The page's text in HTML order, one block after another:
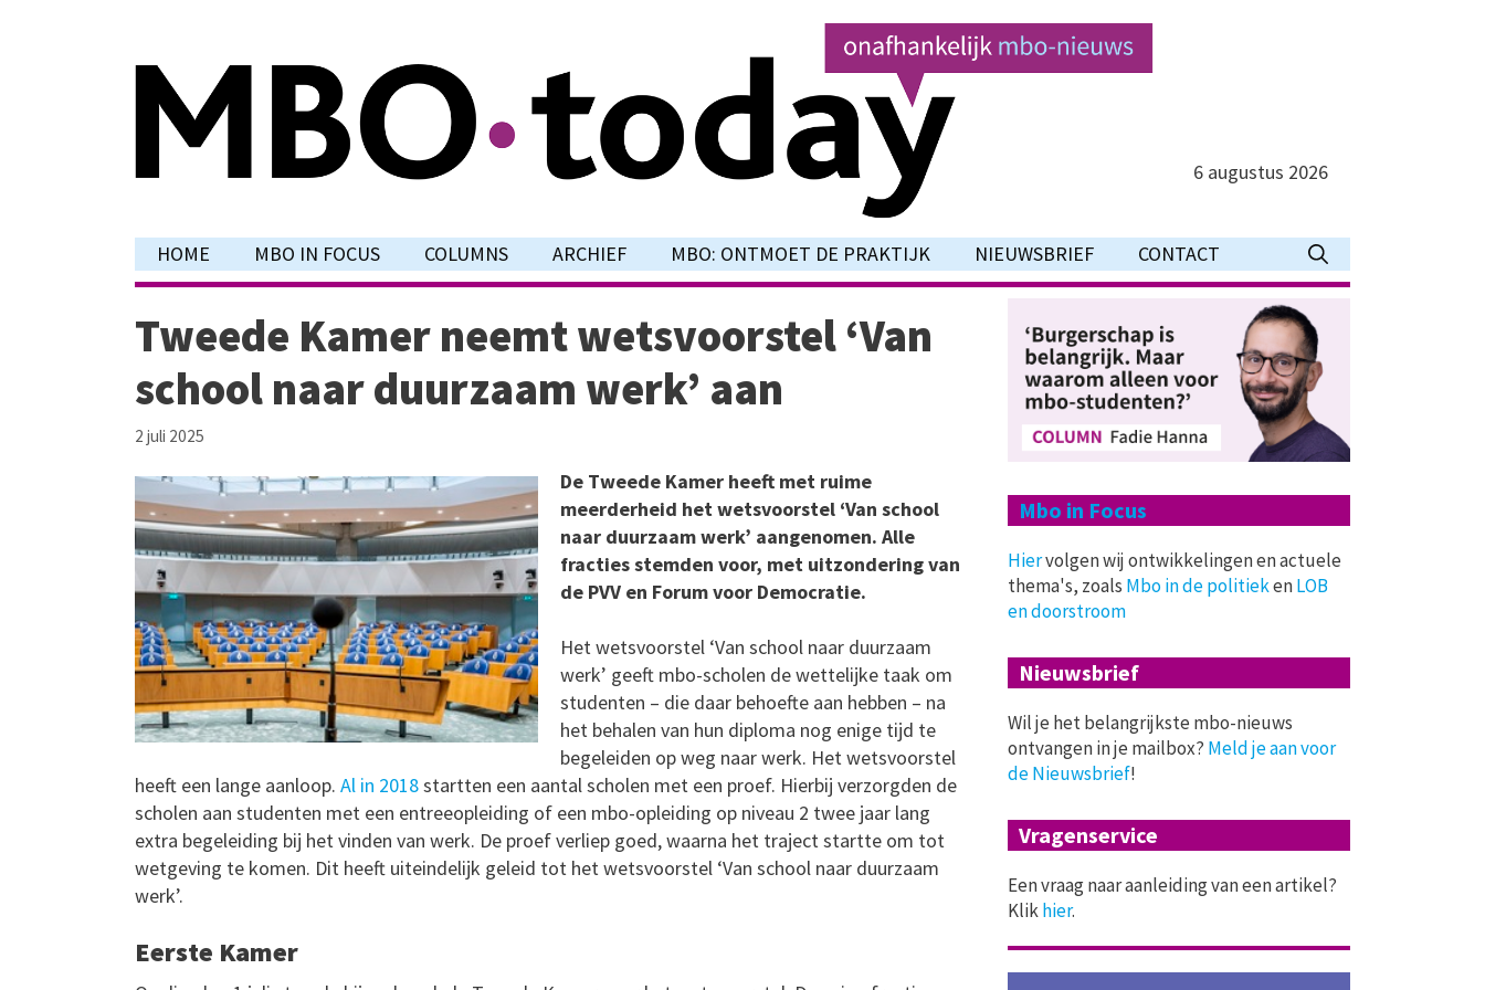
6 augustus 2026
HOME MBO IN FOCUS COLUMNS ARCHIEF MBO: ONTMOET DE PRAKTIJK NIEUWSBRIEF CONTACT
Tweede Kamer neemt wetsvoorstel ‘Van
school naar duurzaam werk’ aan
2 juli 2025
De Tweede Kamer heeft met ruime
meerderheid het wetsvoorstel ‘Van school
naar duurzaam werk’ aangenomen. Alle
fracties stemden voor, met uitzondering van
de PVV en Forum voor Democratie.
Het wetsvoorstel ‘Van school naar duurzaam
werk’ geeft mbo-scholen de wettelijke taak om
studenten – die daar behoefte aan hebben – na
het behalen van hun diploma nog enige tijd te
begeleiden op weg naar werk. Het wetsvoorstel
heeft een lange aanloop. Al in 2018startten een aantal scholen met een proef. Hierbij verzorgden de
scholen aan studenten met een entreeopleiding of een mbo-opleiding op niveau 2 twee jaar lang
extra begeleiding bij het vinden van werk. De proef verliep goed, waarna het traject startte om tot
wetgeving te komen. Dit heeft uiteindelijk geleid tot het wetsvoorstel ‘Van school naar duurzaam
werk’.
Eerste Kamer
Mbo in Focus
Hiervolgen wij ontwikkelingen en actuele
thema's, zoals Mbo in de politiekenLOB
en doorstroom
Nieuwsbrief
Wil je het belangrijkste mbo-nieuws
ontvangen in je mailbox? Meld je aan voor
de Nieuwsbrief!
Vragenservice
Een vraag naar aanleiding van een artikel?
Klikhier.